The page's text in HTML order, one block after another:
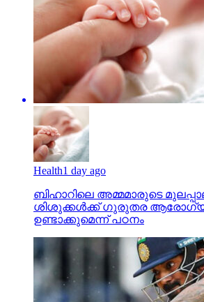
Health1 day ago
ബിഹാറിലെ അമ്മമാരുടെ
ശിശുക്കൾക്ക് ​ഗുരുതര
ഉണ്ടാക്കുമെന്ന് പഠനം